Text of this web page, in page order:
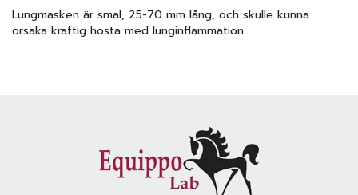
Lungmasken är smal, 25-70 mm lång, och skulle kunna
orsaka kraftig hosta med lunginflammation.